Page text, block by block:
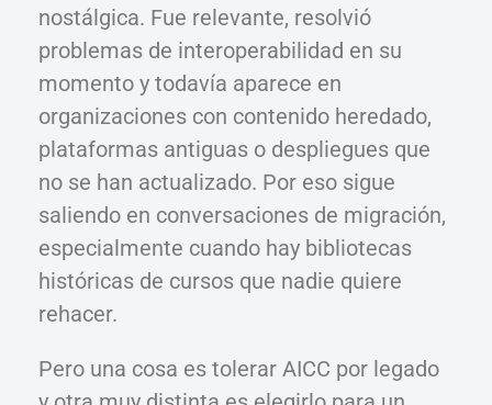
nostálgica. Fue relevante, resolvió
problemas de interoperabilidad en su
momento y todavía aparece en
organizaciones con contenido heredado,
plataformas antiguas o despliegues que
no se han actualizado. Por eso sigue
saliendo en conversaciones de migración,
especialmente cuando hay bibliotecas
históricas de cursos que nadie quiere
rehacer.
Pero una cosa es tolerar AICC por legado